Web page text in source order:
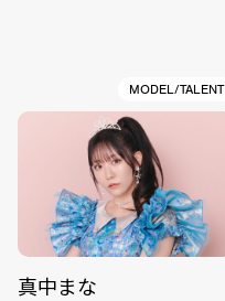
MODEL/TALENT
真中まな